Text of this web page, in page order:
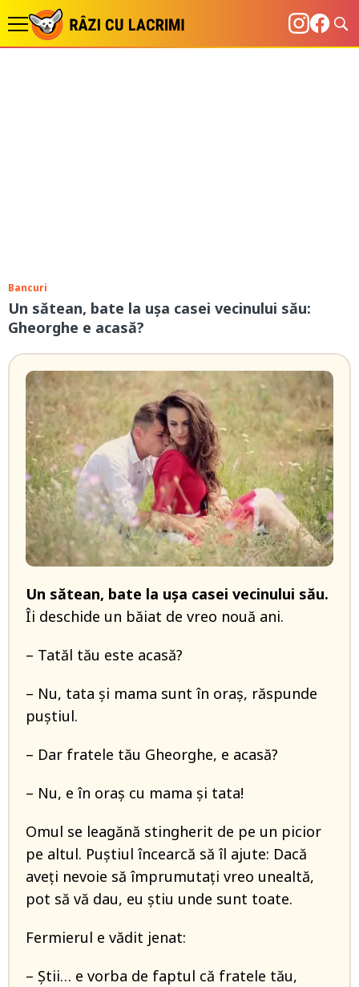
Bancuri
Un sătean, bate la uşa casei vecinului său:
Gheorghe e acasă?
Un sătean, bate la uşa casei vecinului său.
Îi deschide un băiat de vreo nouă ani.
– Tatăl tău este acasă?
– Nu, tata şi mama sunt în oraş, răspunde
puștiul.
– Dar fratele tău Gheorghe, e acasă?
– Nu, e în oraş cu mama şi tata!
Omul se leagănă stingherit de pe un picior
pe altul. Puştiul încearcă să îl ajute: Dacă
aveţi nevoie să împrumutaţi vreo unealtă,
pot să vă dau, eu ştiu unde sunt toate.
Fermierul e vădit jenat:
– Ştii… e vorba de faptul că fratele tău,